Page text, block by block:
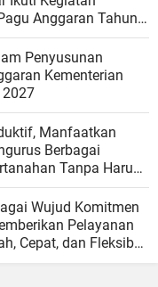
Anggaran Tahun
Penyusunan
Kementerian
2027
Manfaatkan
Berbagai
Tanpa Harus
Wujud Komitmen
Pelayanan
Cepat, dan Fleksibel